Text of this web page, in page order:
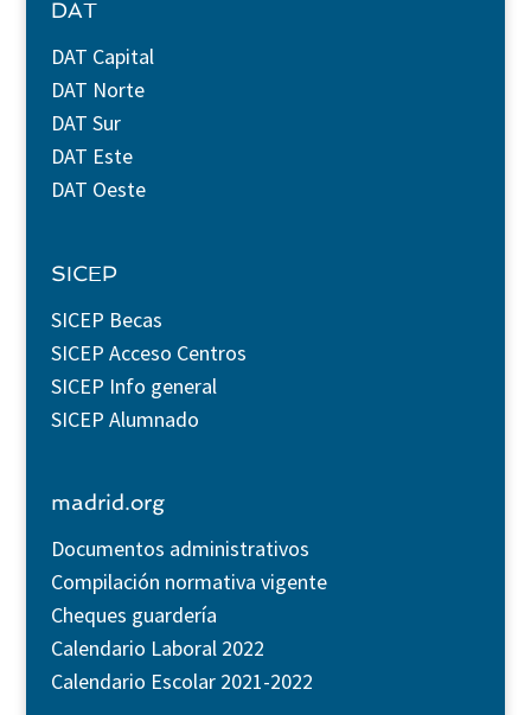
DAT
DAT Capital
DAT Norte
DAT Sur
DAT Este
DAT Oeste
SICEP
SICEP Becas
SICEP Acceso Centros
SICEP Info general
SICEP Alumnado
madrid.org
Documentos administrativos
Compilación normativa vigente
Cheques guardería
Calendario Laboral 2022
Calendario Escolar 2021-2022